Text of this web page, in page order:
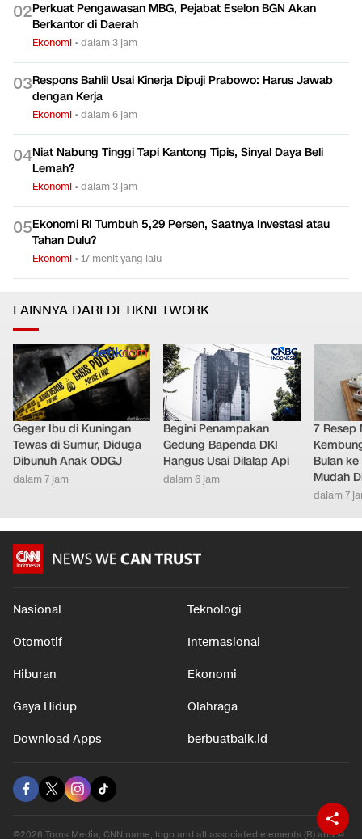
02Perkuat Pengawasan MBG, Pejabat Eselon BGN Akan
Berkantor di Daerah
Ekonomi •dalam 3 jam
03Respons Bahlil Usai Kinerja Dipuji Prabowo: Harus Jawab
dengan Kerja
Ekonomi •dalam 6 jam
04Niat Nabung Tinggi Tapi Kantong Tipis, Sinyal Daya Beli
Lemah?
Ekonomi •dalam 3 jam
05Ekonomi RI Tumbuh 5,29 Persen, Saatnya Investasi atau
Tahan Dulu?
Ekonomi •17 menit yang lalu
LAINNYA DARI DETIKNETWORK
Geger Ibu di Kuningan
Tewas di Sumur, Diduga
Dibunuh Anak ODGJ
dalam 7 jam
Begini Penampakan
Gedung Bapenda DKI
Hangus Usai Dilalap Api
dalam 6 jam
7 Resep
Bulan
Mudah
dalam 7
Nasional Teknologi
Otomotif Internasional
Hiburan Ekonomi
Gaya Hidup Olahraga
Download Apps berbuatbaik.id
©2026 Trans Media, CNN name, logo and all associated elements (R) and ©